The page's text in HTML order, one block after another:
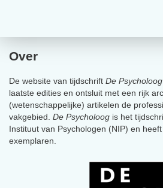
Over
De website van tijdschrift De Psycholoog
laatste edities en ontsluit met een rijk
(wetenschappelijke) artikelen de
vakgebied. De Psycholoog is het
Instituut van Psychologen (NIP) en
exemplaren.